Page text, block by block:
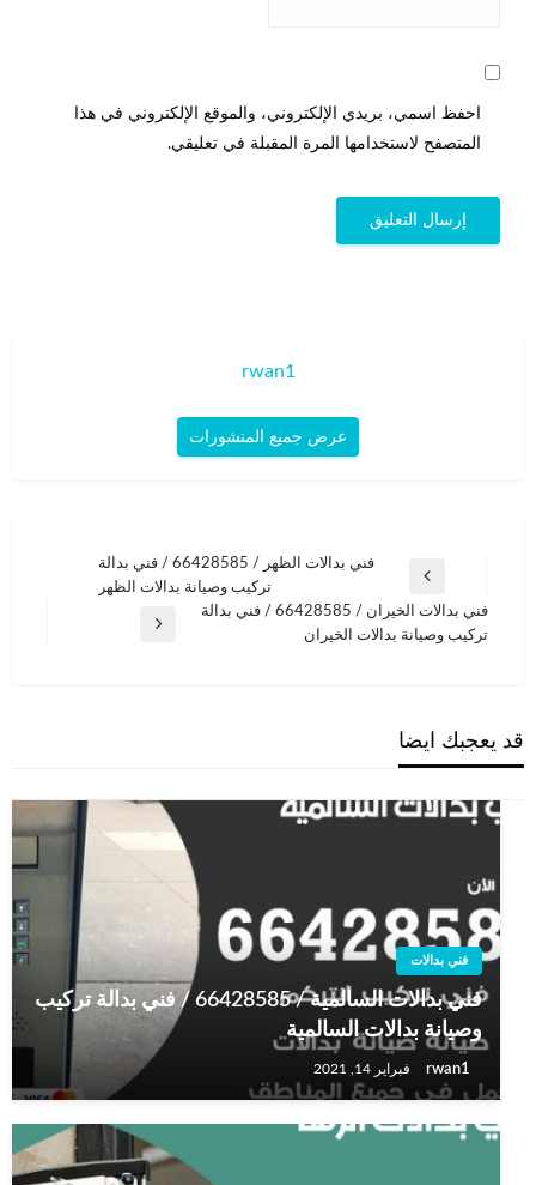
احفظ اسمي، بريدي الإلكتروني، والموقع الإلكتروني في هذا
المتصفح لاستخدامها المرة المقبلة في تعليقي.
rwan1
عرض جميع المنشورات
المقالات
المقالة
السابقة
فني بدالات الظهر / 66428585 / فني بدالة
تركيب وصيانة بدالات الظهر
المقالة
فني بدالات الخيران / 66428585 / فني بدالة
تركيب وصيانة بدالات الخيران
قد يعجبك ايضا
فني بدالات
فني بدالات السالمية / 66428585 / فني بدالة تركيب
وصيانة بدالات السالمية
rwan1 فبراير 14, 2021